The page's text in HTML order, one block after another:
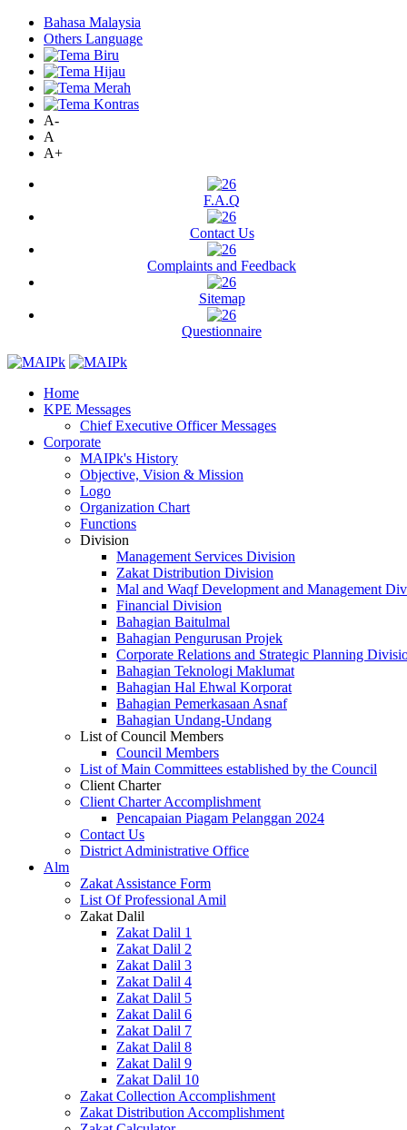
Bahasa Malaysia
Others Language
A-
A
A+
F.A.Q
Contact Us
Complaints and Feedback
Sitemap
Questionnaire
Home
KPE Messages
Chief Executive Officer Messages
Corporate
MAIPk's History
Objective, Vision & Mission
Logo
Organization Chart
Functions
Division
Management Services Division
Zakat Distribution Division
Mal and Waqf Development and Management
Financial Division
Bahagian Baitulmal
Bahagian Pengurusan Projek
Corporate Relations and Strategic Planning
Bahagian Teknologi Maklumat
Bahagian Hal Ehwal Korporat
Bahagian Pemerkasaan Asnaf
Bahagian Undang-Undang
List of Council Members
Council Members
List of Main Committees established by the Council
Client Charter
Client Charter Accomplishment
Pencapaian Piagam Pelanggan 2024
Contact Us
District Administrative Office
Alm
Zakat Assistance Form
List Of Professional Amil
Zakat Dalil
Zakat Dalil 1
Zakat Dalil 2
Zakat Dalil 3
Zakat Dalil 4
Zakat Dalil 5
Zakat Dalil 6
Zakat Dalil 7
Zakat Dalil 8
Zakat Dalil 9
Zakat Dalil 10
Zakat Collection Accomplishment
Zakat Distribution Accomplishment